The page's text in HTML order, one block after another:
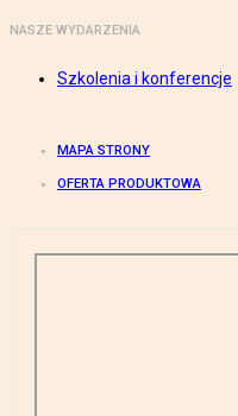
NASZE WYDARZENIA
Szkolenia i konferencje
MAPA STRONY
OFERTA PRODUKTOWA